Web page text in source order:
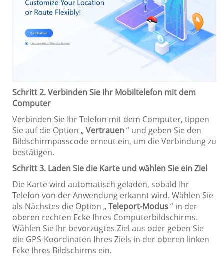
Schritt 2. Verbinden Sie Ihr Mobiltelefon mit dem
Computer
Verbinden Sie Ihr Telefon mit dem Computer, tippen
Sie auf die Option „Vertrauen“ und geben Sie den
Bildschirmpasscode erneut ein, um die Verbindung zu
bestätigen.
Schritt 3. Laden Sie die Karte und wählen Sie ein Ziel
Die Karte wird automatisch geladen, sobald Ihr
Telefon von der Anwendung erkannt wird. Wählen Sie
als Nächstes die Option „Teleport-Modus“ in der
oberen rechten Ecke Ihres Computerbildschirms.
Wählen Sie Ihr bevorzugtes Ziel aus oder geben Sie
die GPS-Koordinaten Ihres Ziels in der oberen linken
Ecke Ihres Bildschirms ein.